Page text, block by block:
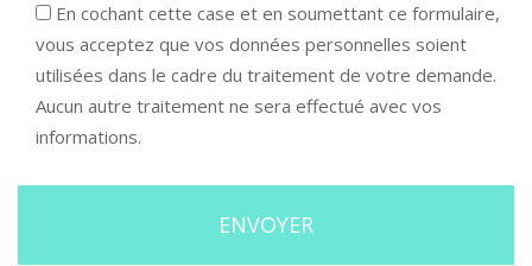
En cochant cette case et en soumettant ce formulaire,
vous acceptez que vos données personnelles soient
utilisées dans le cadre du traitement de votre demande.
Aucun autre traitement ne sera effectué avec vos
informations.